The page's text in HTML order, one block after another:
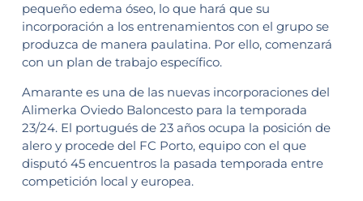
pequeño edema óseo, lo que hará que su
incorporación a los entrenamientos con el grupo se
produzca de manera paulatina. Por ello, comenzará
con un plan de trabajo específico.
Amarante es una de las nuevas incorporaciones del
Alimerka Oviedo Baloncesto para la temporada
23/24. El portugués de 23 años ocupa la posición de
alero y procede del FC Porto, equipo con el que
disputó 45 encuentros la pasada temporada entre
competición local y europea.